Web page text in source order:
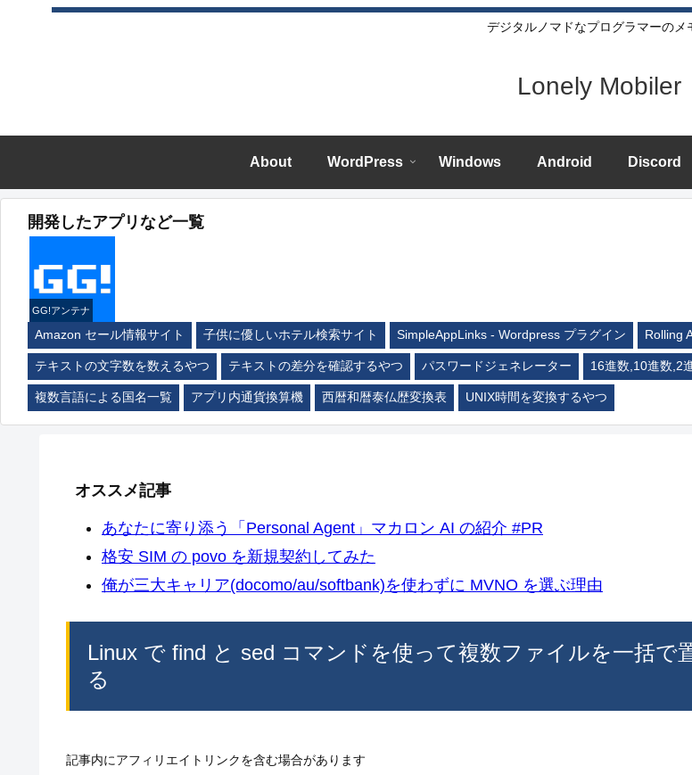
デジタルノマドなプログラマーのメ
Lonely Mobiler
About WordPress Windows Android Discord
開発したアプリなど一覧
GG!アンテナ
Amazon セール情報サイト 子供に優しいホテル検索サイト SimpleAppLinks - Wordpress プラグイン Rolling
テキストの文字数を数えるやつ テキストの差分を確認するやつ パスワードジェネレーター 16進数,10進数,2
複数言語による国名一覧 アプリ内通貨換算機 西暦和暦泰仏歴変換表 UNIX時間を変換するやつ
オススメ記事
あなたに寄り添う「Personal Agent」マカロン AI の紹介 #PR
格安 SIM の povo を新規契約してみた
俺が三大キャリア(docomo/au/softbank)を使わずに MVNO を選ぶ理由
Linux で find と sed コマンドを使って複数ファイルを一括で
る
記事内にアフィリエイトリンクを含む場合があります